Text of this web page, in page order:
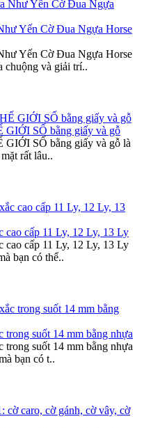
Yến Cờ Đua Ngựa Horse
Yến Cờ Đua Ngựa Horse
chuộng và giải trí..
GIỚI SỐ bằng giấy và gỗ
GIỚI SỐ bằng giấy và gỗ là
rất lâu..
cao cấp 11 Ly, 12 Ly, 13 Ly
cao cấp 11 Ly, 12 Ly, 13 Ly
bạn có thể..
suốt 14 mm bằng nhựa
suốt 14 mm bằng nhựa
bạn có t..